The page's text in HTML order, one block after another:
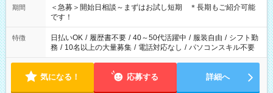
期間
＜急募＞開始日相談～まずはお試し短期 ＊長期もご紹介可能
です！
特徴 日払いOK / 履歴書不要 / 40～50代活躍中 / 服装自由 / シフト勤
務 / 10名以上の大量募集 / 電話対応なし / パソコンスキル不要
気になる！ 応募する 詳細へ